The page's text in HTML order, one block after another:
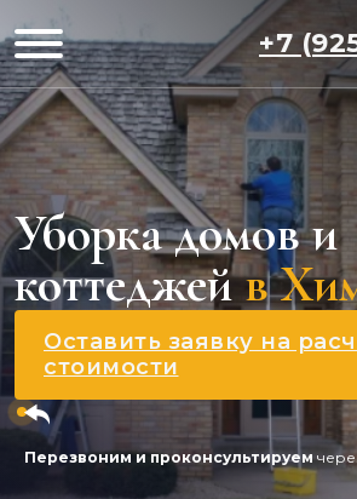
+7
Уборка домов и
коттеджейв
Оставить заявку на
стоимости
Перезвоним и проконсультируем